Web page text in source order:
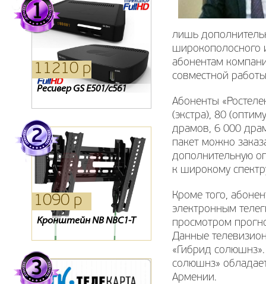
11210 р
Ресивер GS E501/c561
8790 р
Ресивер GS U 212 S/B
4610 р
Ресивер EVO 02
1090 р
Кронштейн NB NBC1-T
760 р
Кронштейн DRS-3103
2480 р
Карта Телекарта
лишь
широкополосного
абонентам
совместной
Абоненты
(экстра), 80
драмов, 6 000
пакет можно
дополнительную
к широкому
Кроме того,
электронным
просмотром
Данные
«Гибрид
солюшнз»
Армении.